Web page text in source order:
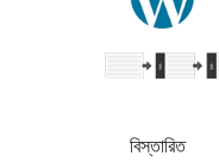
বিস্তারিত